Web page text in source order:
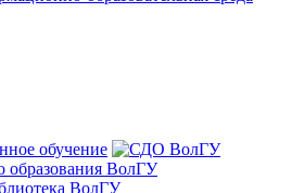
обучение
образования ВолГУ
ВолГУ